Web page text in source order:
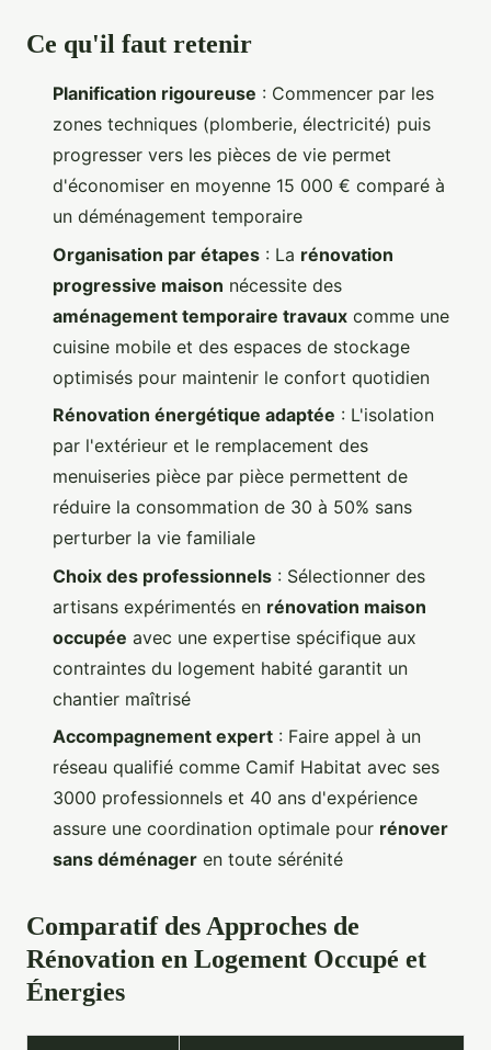
Ce qu'il faut retenir
Planification rigoureuse : Commencer par les
zones techniques (plomberie, électricité) puis
progresser vers les pièces de vie permet
d'économiser en moyenne 15 000 € comparé à
un déménagement temporaire
Organisation par étapes : La rénovation
progressive maison nécessite des
aménagement temporaire travaux comme une
cuisine mobile et des espaces de stockage
optimisés pour maintenir le confort quotidien
Rénovation énergétique adaptée : L'isolation
par l'extérieur et le remplacement des
menuiseries pièce par pièce permettent de
réduire la consommation de 30 à 50% sans
perturber la vie familiale
Choix des professionnels : Sélectionner des
artisans expérimentés en rénovation maison
occupée avec une expertise spécifique aux
contraintes du logement habité garantit un
chantier maîtrisé
Accompagnement expert : Faire appel à un
réseau qualifié comme Camif Habitat avec ses
3000 professionnels et 40 ans d'expérience
assure une coordination optimale pour rénover
sans déménager en toute sérénité
Comparatif des Approches de
Rénovation en Logement Occupé et
Énergies